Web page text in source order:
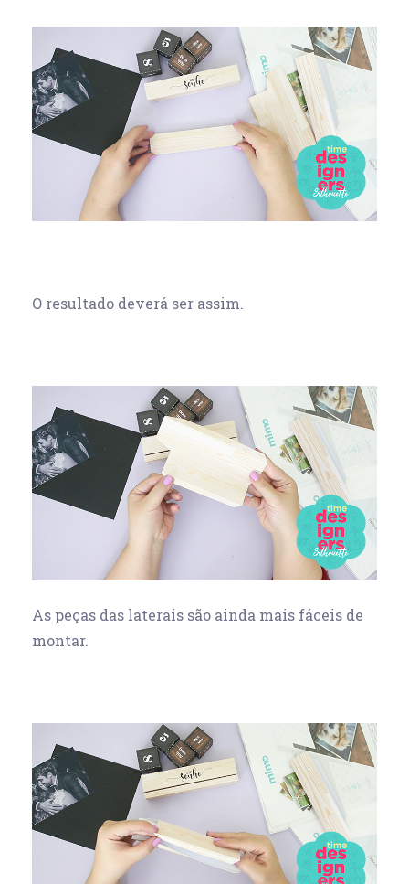
O resultado deverá ser assim.
As peças das laterais são ainda mais fáceis de
montar.